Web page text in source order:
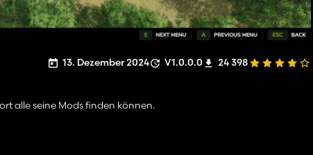
13. Dezember 2024 V1.0.0.0 24 398
alle seine Mods finden können.